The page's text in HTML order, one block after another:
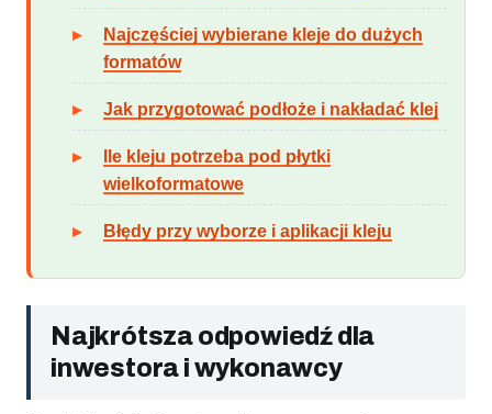
Najczęściej wybierane kleje do dużych
formatów
Jak przygotować podłoże i nakładać klej
Ile kleju potrzeba pod płytki
wielkoformatowe
Błędy przy wyborze i aplikacji kleju
Najkrótsza odpowiedź dla
inwestora i wykonawcy